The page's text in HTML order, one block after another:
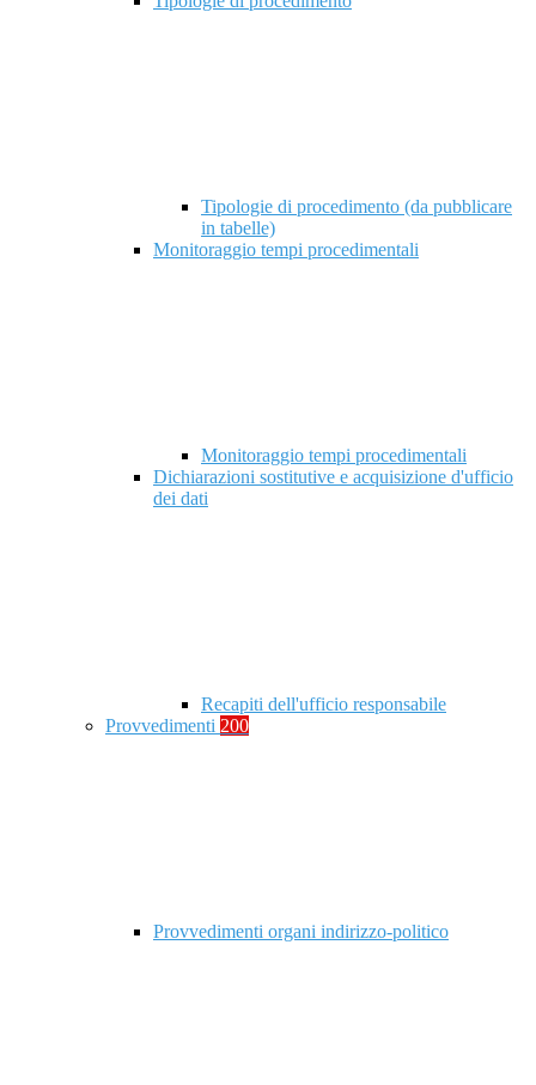
Tipologie di procedimento (da pubblicare
in tabelle)
Monitoraggio tempi procedimentali
Monitoraggio tempi procedimentali
Dichiarazioni sostitutive e acquisizione d'ufficio
dei dati
Recapiti dell'ufficio responsabile
Provvedimenti 200
Provvedimenti organi indirizzo-politico